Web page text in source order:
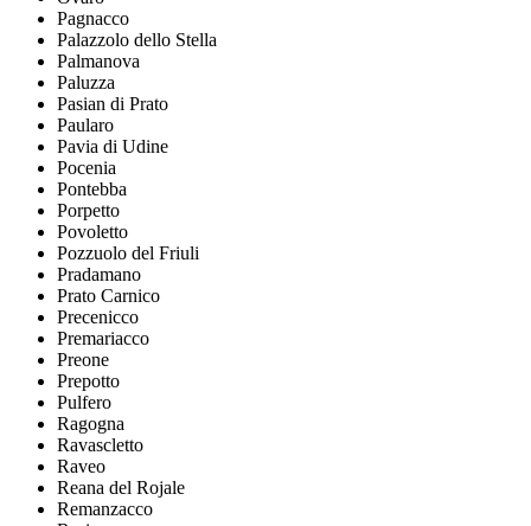
Pagnacco
Palazzolo dello Stella
Palmanova
Paluzza
Pasian di Prato
Paularo
Pavia di Udine
Pocenia
Pontebba
Porpetto
Povoletto
Pozzuolo del Friuli
Pradamano
Prato Carnico
Precenicco
Premariacco
Preone
Prepotto
Pulfero
Ragogna
Ravascletto
Raveo
Reana del Rojale
Remanzacco